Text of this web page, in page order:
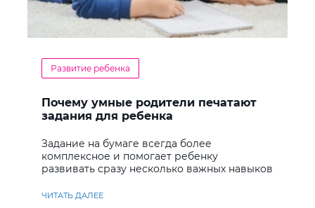
Развитие ребенка
Почему умные родители печатают
задания для ребенка
Задание на бумаге всегда более
комплексное и помогает ребенку
развивать сразу несколько важных навыков
ЧИТАТЬ ДАЛЕЕ